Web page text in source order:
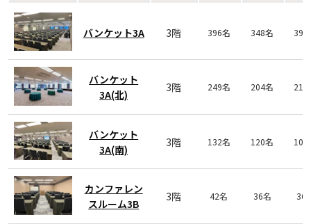
バンケット3A 3階 396名 348名 396
バンケット
3A(北)
3階 249名 204名 216
バンケット
3A(南)
3階 132名 120名 108
カンファレン
スルーム3B
3階 42名 36名 36